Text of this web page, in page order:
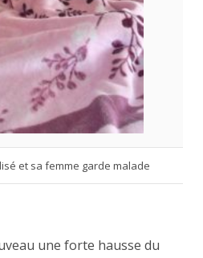
et sa femme garde malade
une forte hausse du